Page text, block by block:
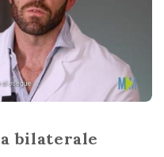
bilaterale